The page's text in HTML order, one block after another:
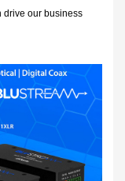
drive our business